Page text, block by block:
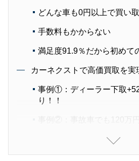
どんな車も0円以上で買い
手数料もかからない
満足度91.9％だから初めて
カーネクストで高価買取を
事例①：ディーラー下取
り！！
事例③：22万キロ走行でも